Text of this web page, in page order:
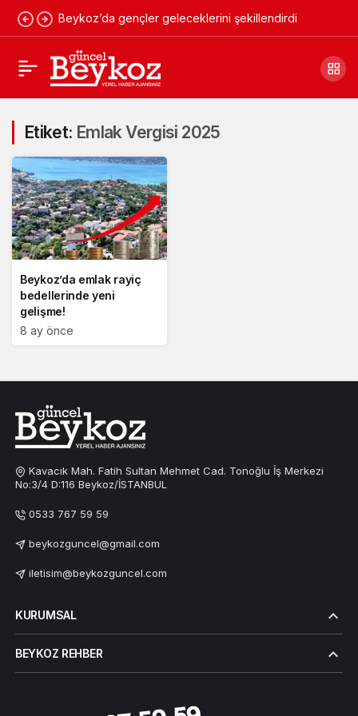
Beykoz’da gençler geleceklerini şekillendirdi
Etiket: Emlak Vergisi 2025
Beykoz’da emlak rayiç
bedellerinde yeni
gelişme!
8 ay önce
Kavacık Mah. Fatih Sultan Mehmet Cad. Tonoğlu İş Merkezi
No:3/4 D:116 Beykoz/İSTANBUL
0533 767 59 59
beykozguncel@gmail.com
iletisim@beykozguncel.com
KURUMSAL
BEYKOZ REHBER